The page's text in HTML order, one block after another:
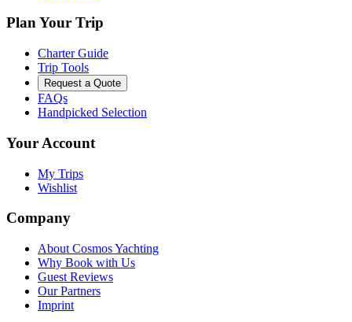
Plan Your Trip
Charter Guide
Trip Tools
Request a Quote
FAQs
Handpicked Selection
Your Account
My Trips
Wishlist
Company
About Cosmos Yachting
Why Book with Us
Guest Reviews
Our Partners
Imprint